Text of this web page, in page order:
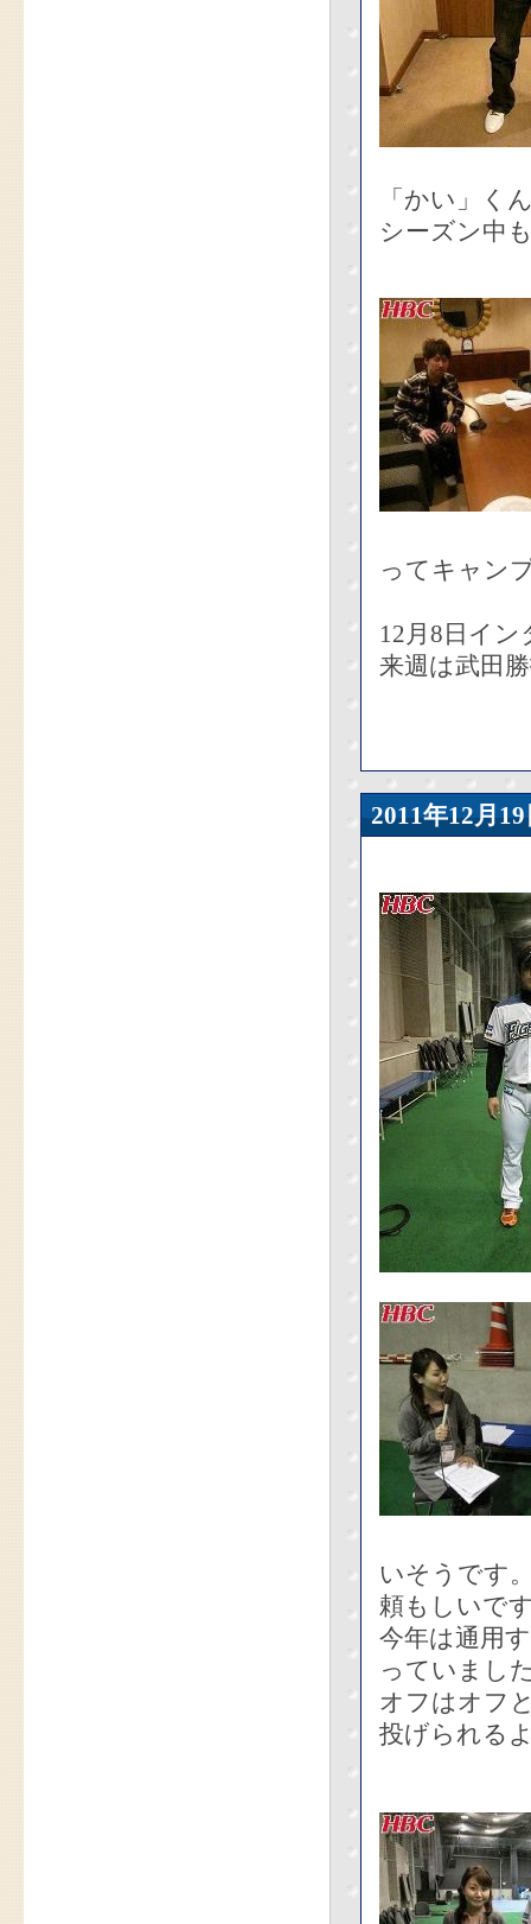
「かい」く
シーズン中
ってキャン
12月8日イ
来週は武田
2011年12
いそうです
頼もしいで
今年は通用
っていまし
オフはオフ
投げられる